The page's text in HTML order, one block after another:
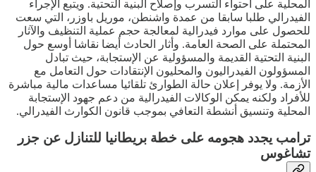
المحلية على احتواء التسرب وإصلاح البنية التحتية. ويتبع الإجراء
الفيدرالي طلبا سابقا من عمدة واشنطن، موريل باوزر، التي سعت
للحصول على موارد فيدرالية لمعالجة حجم عملية التنظيف والآثار
المحتملة على الصحة العامة. وأثار الحادث أيضا نقاشا أوسع حول
البنية التحتية القديمة والمسؤولية عن الإستجابة، حيث تبادل
المسؤولون الفيدراليون والمحليون الإنتقادات حول التعامل مع
الأزمة. ولا يوفر إعلان حالة الطوارئ تلقائيا مساعدات مالية مباشرة
للأفراد ولكنه يمكن الوكالات الفيدرالية من دعم جهود الإستجابة
المحلية وتنسيق أنشطة التعافي بموجب قانون الكوارث الفيدرالي.
ترامب يجدد هجومه على خطة بريطانيا للتنازل عن جزر
تشاغوس